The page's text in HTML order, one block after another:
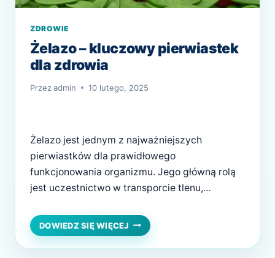
ZDROWIE
Żelazo – kluczowy pierwiastek
dla zdrowia
Przezadmin 10 lutego, 2025
Żelazo jest jednym z najważniejszych
pierwiastków dla prawidłowego
funkcjonowania organizmu. Jego główną rolą
jest uczestnictwo w transporcie tlenu,
hemoglobiny – białka obecnego w czerwonych
krwinkach. Odpowiedni poziom żelaza ma
ogromne znaczenie dla zdrowia, energii i
DOWIEDZ SIĘ WIĘCEJ ŻELAZO
–
KLUCZOWY